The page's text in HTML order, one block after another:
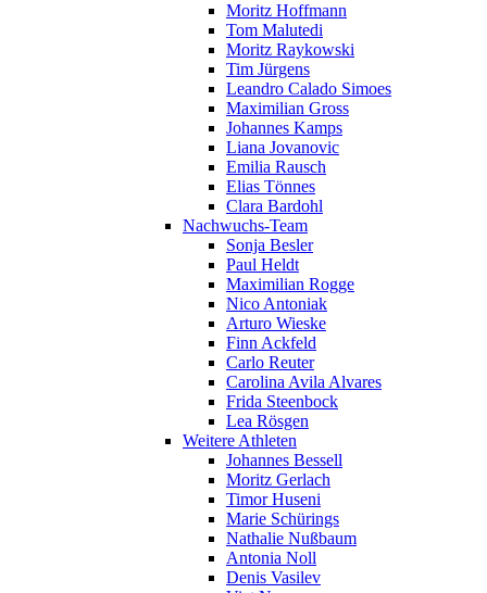
Moritz Hoffmann
Tom Malutedi
Moritz Raykowski
Tim Jürgens
Leandro Calado Simoes
Maximilian Gross
Johannes Kamps
Liana Jovanovic
Emilia Rausch
Elias Tönnes
Clara Bardohl
Nachwuchs-Team
Sonja Besler
Paul Heldt
Maximilian Rogge
Nico Antoniak
Arturo Wieske
Finn Ackfeld
Carlo Reuter
Carolina Avila Alvares
Frida Steenbock
Lea Rösgen
Weitere Athleten
Johannes Bessell
Moritz Gerlach
Timor Huseni
Marie Schürings
Nathalie Nußbaum
Antonia Noll
Denis Vasilev